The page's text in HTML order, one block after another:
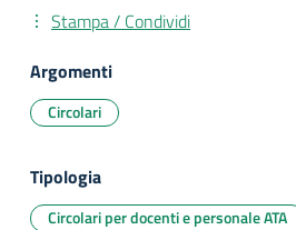
Stampa / Condividi
Argomenti
Circolari
Tipologia
Circolari per docenti e personale ATA